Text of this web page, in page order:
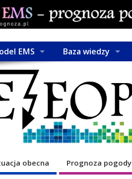
EMS Baza wiedzy
obecna Prognoza pogody